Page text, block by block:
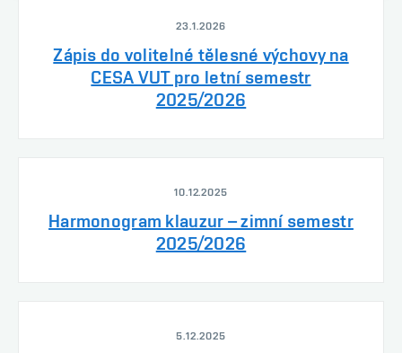
23.1.2026
Zápis do volitelné tělesné výchovy na
CESA VUT pro letní semestr
2025/2026
10.12.2025
Harmonogram klauzur – zimní semestr
2025/2026
5.12.2025